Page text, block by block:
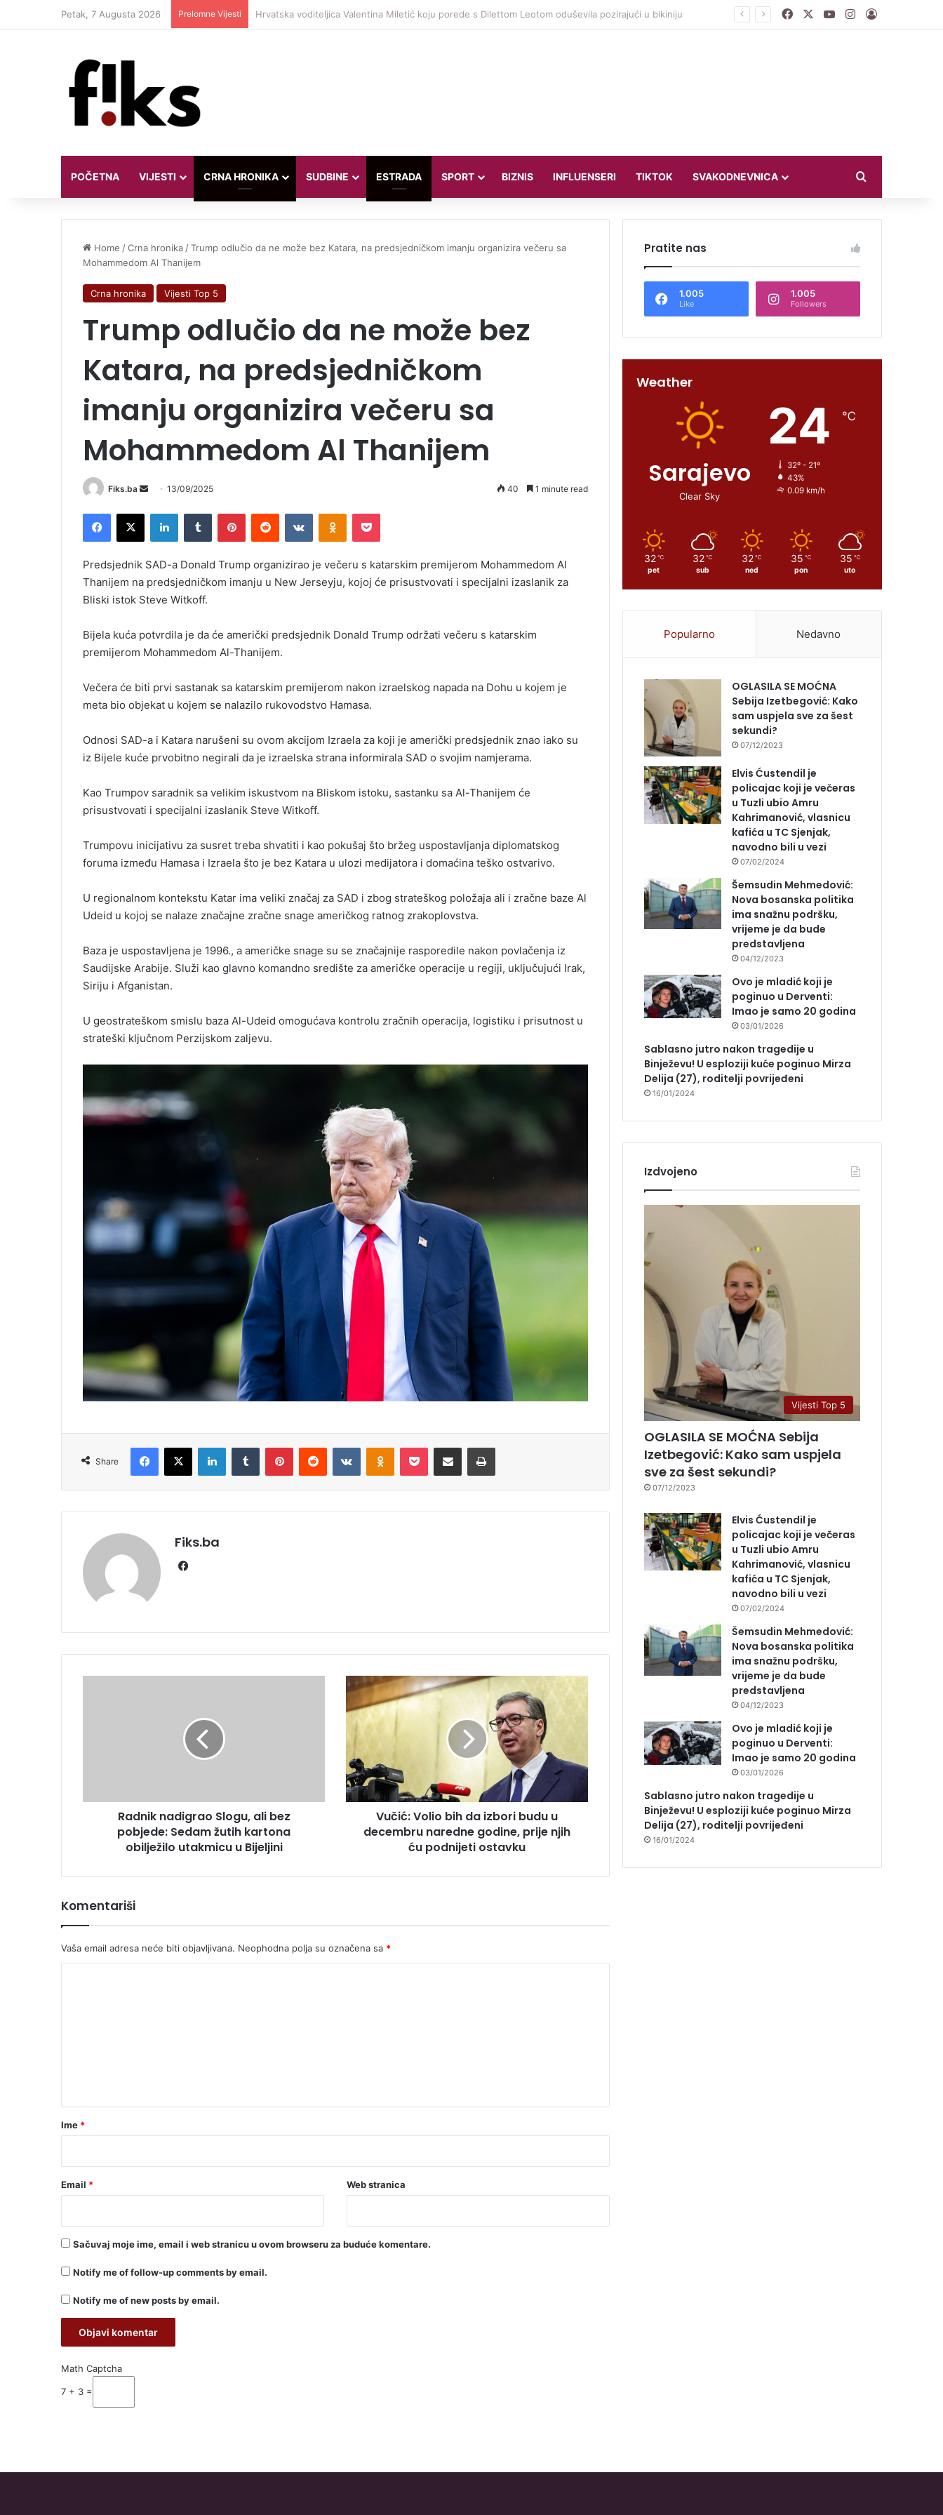
Petak, 7 Augusta 2026 Prelomne Vijesti Travis Barker otkrio zašto su on i Kourtney Kardashian govorili o pobačaju u filmu FacebookYouTubeInstagram
Log In
POČETNA VIJESTI CRNA HRONIKA SUDBINE ESTRADA SPORT BIZNIS INFLUENSERI TIKTOK SVAKODNEVNICA
Home /Crna hronika /Trump odlučio da ne može bez Katara, na predsjedničkom imanju organizira večeru sa
Mohammedom Al Thanijem
Crna hronika Vijesti Top 5
Trump odlučio da ne može bez
Katara, na predsjedničkom
imanju organizira večeru sa
Mohammedom Al Thanijem
Fiks.ba
Send
email
13/09/2025 40 1 minute read
Facebook
X LinkedInTumblr PinterestReddit VKontakteOdnoklassniki
Pocket
Predsjednik SAD-a Donald Trump organizirao je večeru s katarskim premijerom Mohammedom Al
Thanijem na predsjedničkom imanju u New Jerseyju, kojoj će prisustvovati i specijalni izaslanik za
Bliski istok Steve Witkoff.
Bijela kuća potvrdila je da će američki predsjednik Donald Trump održati večeru s katarskim
premijerom Mohammedom Al-Thanijem.
Večera će biti prvi sastanak sa katarskim premijerom nakon izraelskog napada na Dohu u kojem je
meta bio objekat u kojem se nalazilo rukovodstvo Hamasa.
Odnosi SAD-a i Katara narušeni su ovom akcijom Izraela za koji je američki predsjednik znao iako su
iz Bijele kuće prvobitno negirali da je izraelska strana informirala SAD o svojim namjerama.
Kao Trumpov saradnik sa velikim iskustvom na Bliskom istoku, sastanku sa Al-Thanijem će
prisustvovati i specijalni izaslanik Steve Witkoff.
Trumpovu inicijativu za susret treba shvatiti i kao pokušaj što bržeg uspostavljanja diplomatskog
foruma između Hamasa i Izraela što je bez Katara u ulozi medijatora i domaćina teško ostvarivo.
U regionalnom kontekstu Katar ima veliki značaj za SAD i zbog strateškog položaja ali i zračne baze Al
Udeid u kojoj se nalaze značajne zračne snage američkog ratnog zrakoplovstva.
Baza je uspostavljena je 1996., a američke snage su se značajnije rasporedile nakon povlačenja iz
Saudijske Arabije. Služi kao glavno komandno središte za američke operacije u regiji, uključujući Irak,
Siriju i Afganistan.
U geostrateškom smislu baza Al-Udeid omogućava kontrolu zračnih operacija, logistiku i prisutnost u
strateški ključnom Perzijskom zaljevu.
Share
Facebook
X LinkedInTumblr PinterestReddit VKontakteOdnoklassniki
Pocket Share via Email Print
Fiks.ba
kartona
obilježilo
utakmicu
Radnik nadigrao Slogu, ali bez
pobjede: Sedam žutih kartona
obilježilo utakmicu u Bijeljini
Vučić:
bih
da
izbori
budu
u
decembru
naredne
godine,Vučić: Volio bih da izbori budu u
decembru naredne godine, prije njih
ću podnijeti ostavku
Komentariši
Vaša email adresa neće biti objavljivana. Neophodna polja su označena sa *
rIme *
Email * Web stranica
Sačuvaj moje ime, email i web stranicu u ovom browseru za buduće komentare.
Notify me of follow-up comments by email.
Notify me of new posts by email.
Math Captcha
7 + 3 =
Pratite nas
1.005
Like
1.005
Followers
Weather
Sarajevo
Clear Sky
24 ℃
32º - 21º
43%
0.09 km/h
32 ℃
pet
32 ℃
sub
32 ℃
ned
35 ℃
pon
35 ℃
uto
Popularno Nedavno
OGLASILA SE MOĆNA
Sebija Izetbegović: Kako
sam uspjela sve za šest
sekundi?
07/12/2023
Elvis Ćustendil je
policajac koji je večeras
u Tuzli ubio Amru
Kahrimanović, vlasnicu
kafića u TC Sjenjak,
navodno bili u vezi
07/02/2024
Šemsudin Mehmedović:
Nova bosanska politika
ima snažnu podršku,
vrijeme je da bude
predstavljena
04/12/2023
Ovo je mladić koji je
poginuo u Derventi:
Imao je samo 20 godina
03/01/2026
Sablasno jutro nakon tragedije u
Binježevu! U esploziji kuće poginuo Mirza
Delija (27), roditelji povrijeđeni
16/01/2024
Izdvojeno
Vijesti Top 5
OGLASILA SE MOĆNA Sebija
Izetbegović: Kako sam uspjela
sve za šest sekundi?
07/12/2023
Elvis Ćustendil je
policajac koji je večeras
u Tuzli ubio Amru
Kahrimanović, vlasnicu
kafića u TC Sjenjak,
navodno bili u vezi
07/02/2024
Šemsudin Mehmedović:
Nova bosanska politika
ima snažnu podršku,
vrijeme je da bude
predstavljena
04/12/2023
Ovo je mladić koji je
poginuo u Derventi:
Imao je samo 20 godina
03/01/2026
Sablasno jutro nakon tragedije u
Binježevu! U esploziji kuće poginuo Mirza
Delija (27), roditelji povrijeđeni
16/01/2024